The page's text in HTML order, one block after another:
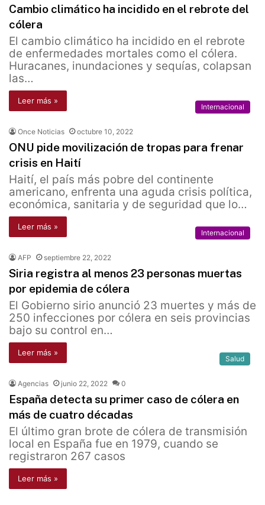
Cambio climático ha incidido en el rebrote del
cólera
El cambio climático ha incidido en el rebrote
de enfermedades mortales como el cólera.
Huracanes, inundaciones y sequías, colapsan
las…
Leer más »
Internacional
Once Noticias octubre 10, 2022
ONU pide movilización de tropas para frenar
crisis en Haití
Haití, el país más pobre del continente
americano, enfrenta una aguda crisis política,
económica, sanitaria y de seguridad que lo…
Leer más »
Internacional
AFP septiembre 22, 2022
Siria registra al menos 23 personas muertas
por epidemia de cólera
El Gobierno sirio anunció 23 muertes y más de
250 infecciones por cólera en seis provincias
bajo su control en…
Leer más »
Salud
Agencias junio 22, 2022 0
España detecta su primer caso de cólera en
más de cuatro décadas
El último gran brote de cólera de transmisión
local en España fue en 1979, cuando se
registraron 267 casos
Leer más »